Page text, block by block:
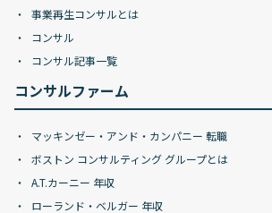
事業再生コンサルとは
コンサル
コンサル記事一覧
コンサルファーム
マッキンゼー・アンド・カンパニー 転職
ボストン コンサルティング グループとは
A.T.カーニー 年収
ローランド・ベルガー 年収